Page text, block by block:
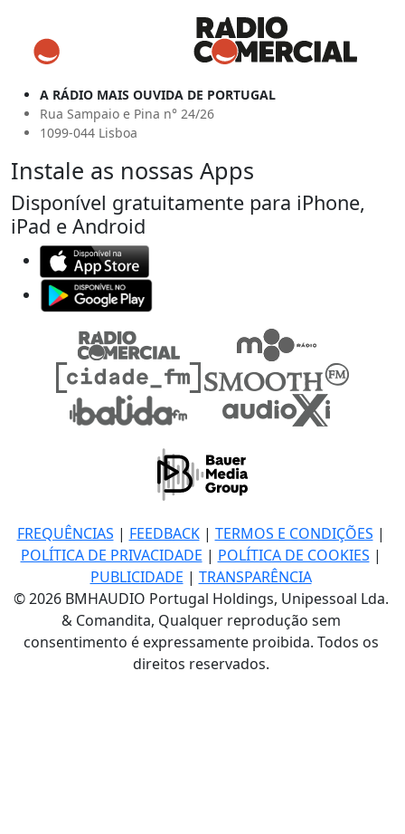
A RÁDIO MAIS OUVIDA DE PORTUGAL
Rua Sampaio e Pina n° 24/26
1099-044 Lisboa
Instale as nossas Apps
Disponível gratuitamente para iPhone,
iPad e Android
FREQUÊNCIAS | FEEDBACK| TERMOS E CONDIÇÕES |
POLÍTICA DE PRIVACIDADE | POLÍTICA DE COOKIES |
PUBLICIDADE | TRANSPARÊNCIA
© 2026 BMHAUDIO Portugal Holdings, Unipessoal Lda.
& Comandita, Qualquer reprodução sem
consentimento é expressamente proibida. Todos os
direitos reservados.